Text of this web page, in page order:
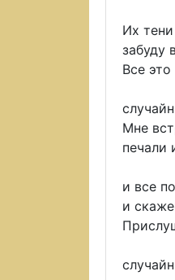
Их
забуду
Все это
Мне
печали
и все
и